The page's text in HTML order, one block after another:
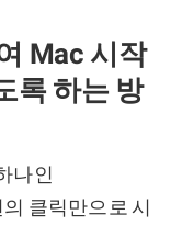
Mac 시작
록 하는 방
나인
클릭만으로 시